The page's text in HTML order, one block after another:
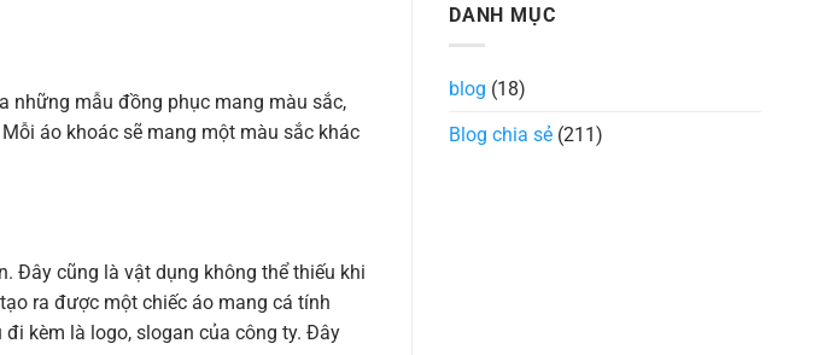
những mẫu đồng phục mang màu sắc,
áo khoác sẽ mang một màu sắc khác
Đây cũng là vật dụng không thể thiếu khi
ra được một chiếc áo mang cá tính
kèm là logo, slogan của công ty. Đây
đại
nhất
loại
trong
thời
luận
Mẫu
may
DANH MỤC
blog (18)
Blog chia sẻ (211)